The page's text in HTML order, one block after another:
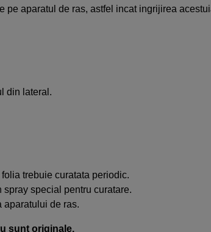
pe aparatul de ras, astfel incat ingrijirea
din lateral.
trebuie curatata periodic.
spray special pentru curatare.
aparatului de ras.
sunt originale.